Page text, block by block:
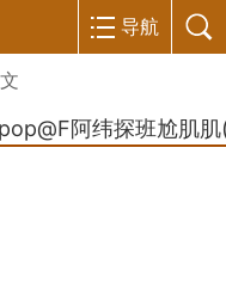
导航
阿纬探班尬肌